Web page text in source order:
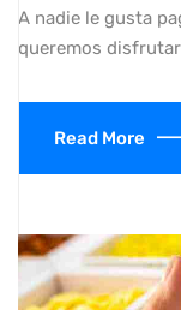
A nadie le gusta
queremos
Read More